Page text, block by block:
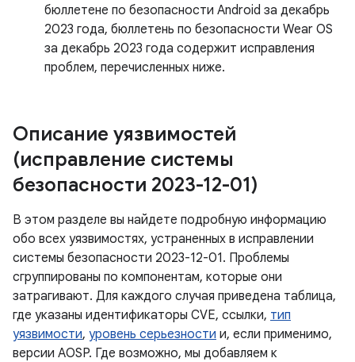
бюллетене по безопасности Android за декабрь
2023 года, бюллетень по безопасности Wear OS
за декабрь 2023 года содержит исправления
проблем, перечисленных ниже.
Описание уязвимостей
(исправление системы
безопасности 2023-12-01)
В этом разделе вы найдете подробную информацию
обо всех уязвимостях, устраненных в исправлении
системы безопасности 2023-12-01. Проблемы
сгруппированы по компонентам, которые они
затрагивают. Для каждого случая приведена таблица,
где указаны идентификаторы CVE, ссылки, тип
уязвимости, уровень серьезности и, если применимо,
версии AOSP. Где возможно, мы добавляем к